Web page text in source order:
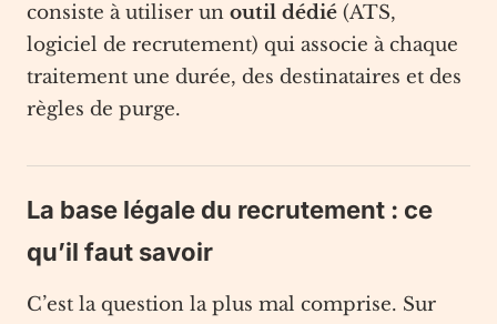
consiste à utiliser un outil dédié (ATS,
logiciel de recrutement) qui associe à chaque
traitement une durée, des destinataires et des
règles de purge.
La base légale du recrutement : ce
qu’il faut savoir
C’est la question la plus mal comprise. Sur